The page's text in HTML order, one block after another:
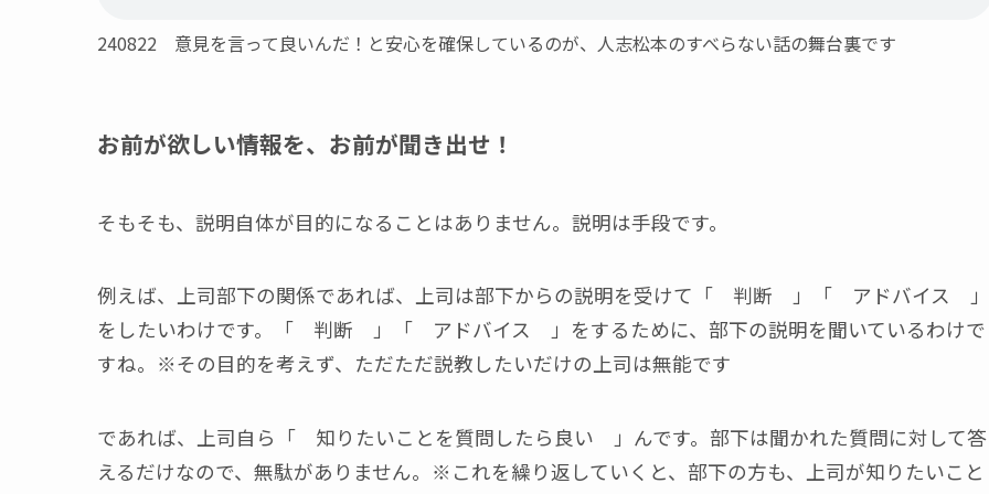
240822 意見を言って良いんだ！と安心を確保しているのが、人志松本のすべらない話の舞台裏です
お前が欲しい情報を、お前が聞き出せ！
そもそも、説明自体が目的になることはありません。説明は手段です。
例えば、上司部下の関係であれば、上司は部下からの説明を受けて「 判断 」「 アドバイス 」
をしたいわけです。「 判断 」「 アドバイス 」をするために、部下の説明を聞いているわけで
すね。※その目的を考えず、ただただ説教したいだけの上司は無能です
であれば、上司自ら「 知りたいことを質問したら良い 」んです。部下は聞かれた質問に対して答
えるだけなので、無駄がありません。※これを繰り返していくと、部下の方も、上司が知りたいこと